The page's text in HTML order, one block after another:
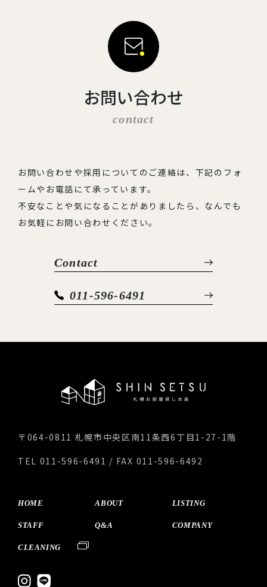
お問い合わせ
contact
お問い合わせや採用についてのご連絡は、下記のフォ
ームやお電話にて承っています。
不安なことや気になることがありましたら、なんでも
お気軽にお問い合わせください。
Contact
011-596-6491
〒064-0811 札幌市中央区南11条西6丁目1-27-1階
TEL 011-596-6491 / FAX 011-596-6492
HOME ABOUT LISTING
STAFF Q&A COMPANY
CLEANING